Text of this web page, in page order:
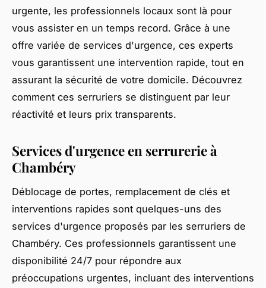
urgente, les professionnels locaux sont là pour
vous assister en un temps record. Grâce à une
offre variée de services d'urgence, ces experts
vous garantissent une intervention rapide, tout en
assurant la sécurité de votre domicile. Découvrez
comment ces serruriers se distinguent par leur
réactivité et leurs prix transparents.
Services d'urgence en serrurerie à
Chambéry
Déblocage de portes, remplacement de clés et
interventions rapides sont quelques-uns des
services d'urgence proposés par les serruriers de
Chambéry. Ces professionnels garantissent une
disponibilité 24/7 pour répondre aux
préoccupations urgentes, incluant des interventions